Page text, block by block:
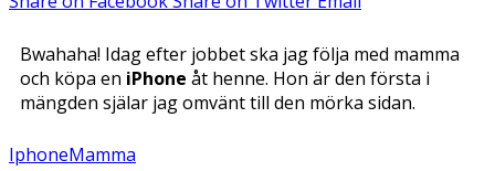
Bwahaha! Idag efter jobbet ska jag följa med mamma
och köpa en iPhone åt henne. Hon är den första i
mängden själar jag omvänt till den mörka sidan.
IphoneMamma